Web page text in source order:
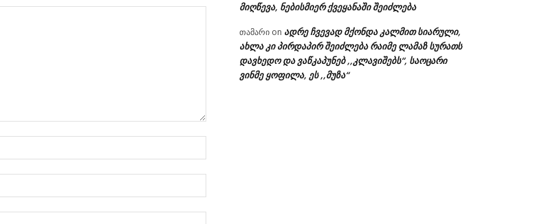
მიღწევა, ნებისმიერ ქვეყანაში შეიძლება
თამარი on ადრე ჩვევად მქონდა კალმით სიარული,
ახლა კი პირდაპირ შეიძლება რაიმე ლამაზ სურათს
დავხედო და ვაწკაპუნებ ,,კლავიშებს“, საოცარი
ვინმე ყოფილა, ეს ,,მუზა“